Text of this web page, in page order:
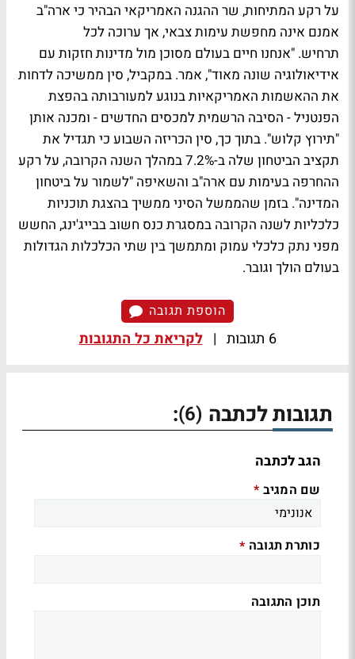
על רקע המתיחות, שר ההגנה האמריקאי הבהיר כי ארה"ב
אמנם אינה מחפשת עימות צבאי, אך ערוכה לכל
תרחיש. "אנחנו חיים בעולם מסוכן מול מדינות חזקות עם
אידיאולוגיה שונה מאוד", אמר. במקביל, סין ממשיכה לדחות
את ההאשמות האמריקאיות בנוגע למעורבותה בהפצת
הפנטניל - הסיבה הרשמית למכסים החדשים - ומכנה אותן
"תירוץ קלוש". בתוך כך, סין הכריזה השבוע כי תגדיל את
תקציב הביטחון שלה ב-7.2% במהלך השנה הקרובה, על רקע
ההחרפה בעימות עם ארה"ב והשאיפה "לשמור על ביטחון
המדינה". בזמן שהממשל הסיני ממשיך בהצגת תוכניות
כלכליות לשנה הקרובה במסגרת כנס חשוב בבייג'ינג, החשש
מפני נתק כלכלי עמוק ומתמשך בין שתי הכלכלות הגדולות
בעולם הולך וגובר.
הוספת תגובה
6 תגובות | לקריאת כל התגובות
תגובות לכתבה (6)
:
הגב לכתבה
שם המגיב *
כותרת תגובה *
תוכן התגובה